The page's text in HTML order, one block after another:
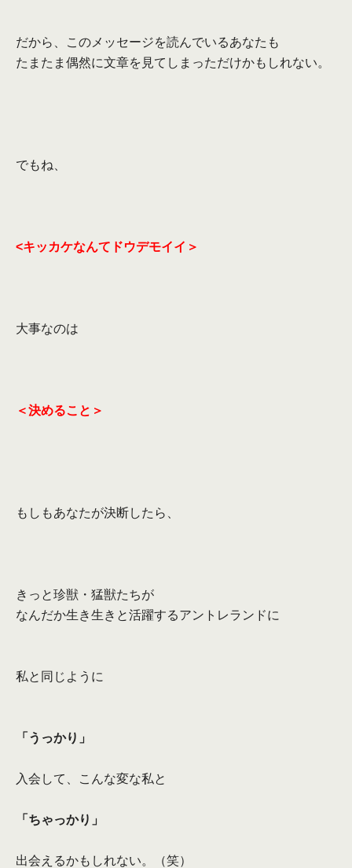
だから、このメッセージを読んでいるあなたも
たまたま偶然に文章を見てしまっただけかもしれない。
でもね、
<キッカケなんてドウデモイイ＞
大事なのは
＜決めること＞
もしもあなたが決断したら、
きっと珍獣・猛獣たちが
なんだか生き生きと活躍するアントレランドに
私と同じように
「うっかり」
入会して、こんな変な私と
「ちゃっかり」
出会えるかもしれない。（笑）